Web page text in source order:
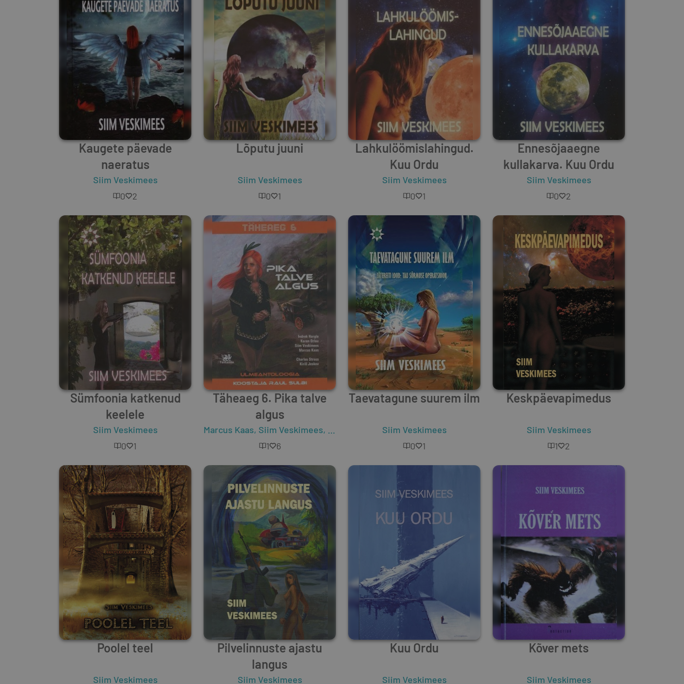
Kaugete päevade
naeratus
Siim Veskimees
0
2
Lõputu juuni
Siim Veskimees
0
1
Lahkulöömislahingud.
Kuu Ordu
Siim Veskimees
0
1
Ennesõjaaegne
kullakarva. Kuu Ordu
Siim Veskimees
0
2
Sümfoonia katkenud
keelele
Siim Veskimees
0
1
Täheaeg 6. Pika talve
algus
Marcus Kaas, Siim Veskimees, ,Karen Orlau,Charles Stross
Kirill Jeskov
1
6
Taevatagune suurem ilm
Siim Veskimees
0
1
Keskpäevapimedus
Siim Veskimees
1
2
Poolel teel
Siim Veskimees
Pilvelinnuste ajastu
langus
Siim Veskimees
Kuu Ordu
Siim Veskimees
Kõver mets
Siim Veskimees